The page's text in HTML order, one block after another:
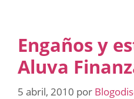
Engaños y
Aluva
5 abril, 2010 por